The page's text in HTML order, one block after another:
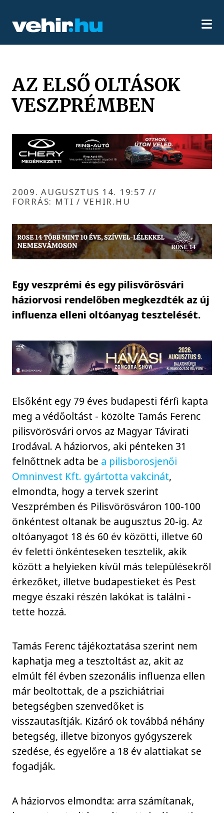
AZ ELSŐ OLTÁSOK
VESZPRÉMBEN
2009. AUGUSZTUS 14. 19:57//
FORRÁS: MTI / VEHIR.HU
Egy veszprémi és egy pilisvörösvári
háziorvosi rendelőben megkezdték az új
influenza elleni oltóanyag tesztelését.
Elsőként egy 79 éves budapesti férfi kapta
meg a védőoltást - közölte Tamás Ferenc
pilisvörösvári orvos az Magyar Távirati
Irodával. A háziorvos, aki pénteken 31
felnőttnek adta be a pilisborosjenői
Omninvest Kft. gyártotta vakcinát,
elmondta, hogy a tervek szerint
Veszprémben és Pilisvörösváron 100-100
önkéntest oltanak be augusztus 20-ig. Az
oltóanyagot 18 és 60 év közötti, illetve 60
év feletti önkénteseken tesztelik, akik
között a helyieken kívül más településekről
érkezőket, illetve budapestieket és Pest
megye északi részén lakókat is találni -
tette hozzá.
Tamás Ferenc tájékoztatása szerint nem
kaphatja meg a tesztoltást az, akit az
elmúlt fél évben szezonális influenza ellen
már beoltottak, de a pszichiátriai
betegségben szenvedőket is
visszautasítják. Kizáró ok továbbá néhány
betegség, illetve bizonyos gyógyszerek
szedése, és egyelőre a 18 év alattiakat se
fogadják.
A háziorvos elmondta: arra számítanak,